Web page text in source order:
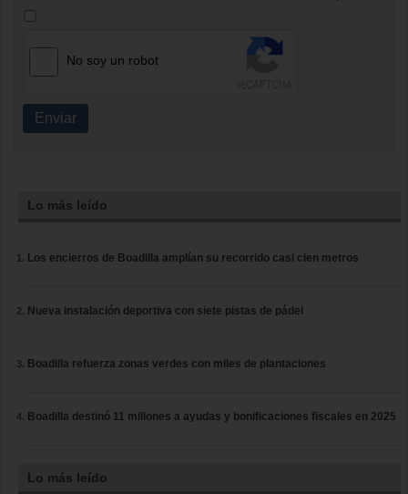
No soy un robot
Enviar
Lo más leído
Los encierros de Boadilla amplían su recorrido casi cien metros
Nueva instalación deportiva con siete pistas de pádel
Boadilla refuerza zonas verdes con miles de plantaciones
Boadilla destinó 11 millones a ayudas y bonificaciones fiscales en 2025
Lo más leído